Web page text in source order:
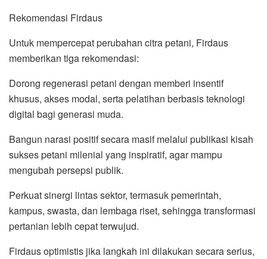
Rekomendasi Firdaus
Untuk mempercepat perubahan citra petani, Firdaus
memberikan tiga rekomendasi:
Dorong regenerasi petani dengan memberi insentif
khusus, akses modal, serta pelatihan berbasis teknologi
digital bagi generasi muda.
Bangun narasi positif secara masif melalui publikasi kisah
sukses petani milenial yang inspiratif, agar mampu
mengubah persepsi publik.
Perkuat sinergi lintas sektor, termasuk pemerintah,
kampus, swasta, dan lembaga riset, sehingga transformasi
pertanian lebih cepat terwujud.
Firdaus optimistis jika langkah ini dilakukan secara serius,